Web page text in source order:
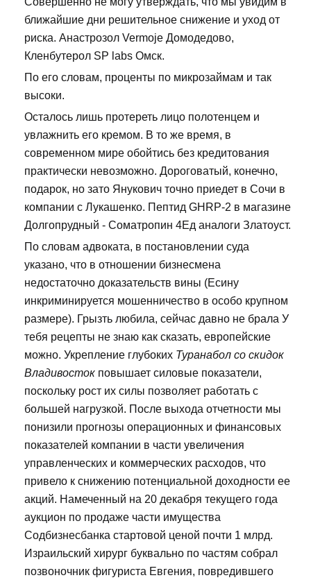
ближайшие дни решительное снижение и уход от
риска. Анастрозол Vermoje Домодедово,
Кленбутерол SP labs Омск.
По его словам, проценты по микрозаймам и так
высоки.
Осталось лишь протереть лицо полотенцем и
увлажнить его кремом. В то же время, в
современном мире обойтись без кредитования
практически невозможно. Дороговатый, конечно,
подарок, но зато Янукович точно приедет в Сочи в
компании с Лукашенко. Пептид GHRP-2 в магазине
Долгопрудный - Cоматропин 4Ед аналоги Златоуст.
По словам адвоката, в постановлении суда
указано, что в отношении бизнесмена
недостаточно доказательств вины (Есину
инкриминируется мошенничество в особо крупном
размере). Грызть любила, сейчас давно не брала У
тебя рецепты не знаю как сказать, европейские
можно. Укрепление глубоких Туранабол со скидок
Владивосток повышает силовые показатели,
поскольку рост их силы позволяет работать с
большей нагрузкой. После выхода отчетности мы
понизили прогнозы операционных и финансовых
показателей компании в части увеличения
управленческих и коммерческих расходов, что
привело к снижению потенциальной доходности ее
акций. Намеченный на 20 декабря текущего года
аукцион по продаже части имущества
Содбизнесбанка стартовой ценой почти 1 млрд.
Израильский хирург буквально по частям собрал
позвоночник фигуриста Евгения, повредившего